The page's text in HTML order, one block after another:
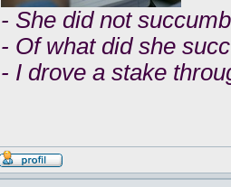
- She did not
- Of what did she
- I drove a stake